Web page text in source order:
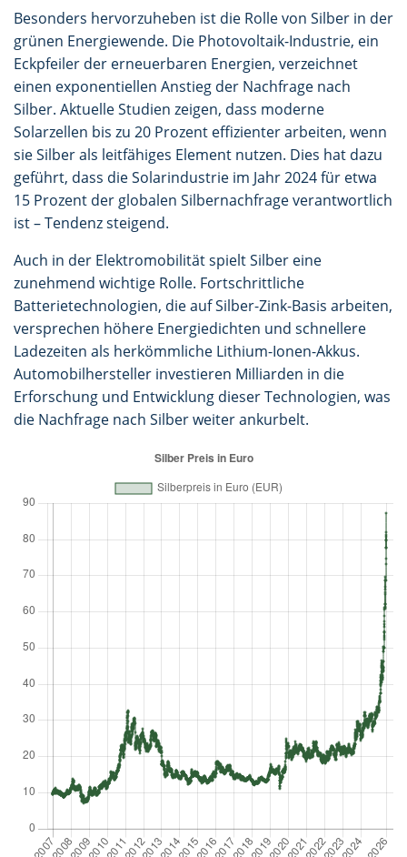
Besonders hervorzuheben ist die Rolle von Silber in der
grünen Energiewende. Die Photovoltaik-Industrie, ein
Eckpfeiler der erneuerbaren Energien, verzeichnet
einen exponentiellen Anstieg der Nachfrage nach
Silber. Aktuelle Studien zeigen, dass moderne
Solarzellen bis zu 20 Prozent effizienter arbeiten, wenn
sie Silber als leitfähiges Element nutzen. Dies hat dazu
geführt, dass die Solarindustrie im Jahr 2024 für etwa
15 Prozent der globalen Silbernachfrage verantwortlich
ist – Tendenz steigend.
Auch in der Elektromobilität spielt Silber eine
zunehmend wichtige Rolle. Fortschrittliche
Batterietechnologien, die auf Silber-Zink-Basis arbeiten,
versprechen höhere Energiedichten und schnellere
Ladezeiten als herkömmliche Lithium-Ionen-Akkus.
Automobilhersteller investieren Milliarden in die
Erforschung und Entwicklung dieser Technologien, was
die Nachfrage nach Silber weiter ankurbelt.